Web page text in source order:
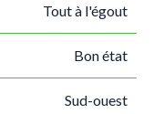
Tout à l'égout
Bon état
Sud-ouest